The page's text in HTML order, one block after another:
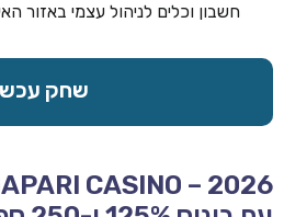
חשבון וכלים לניהול עצמי באזור
שחק